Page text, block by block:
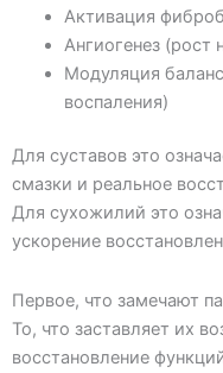
Активация
Ангиогенез (рост
Модуляция
воспаления)
Для суставов это
смазки и реальное
Для сухожилий это
ускорение
Первое, что замечают
То, что заставляет их
восстановление